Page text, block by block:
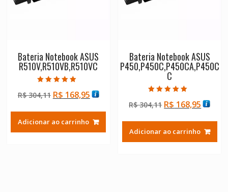
Bateria Notebook ASUS
R510V,R510VB,R510VC
5.00
de 5
R$304,11 O
original
era:
R$ 168,95O
atual
é:
Adicionar ao carrinho
Bateria Notebook ASUS
P450,P450C,P450CA,P450C
C
5.00
de 5
R$304,11 O
original
era:
R$ 168,95O
atual
é:
Adicionar ao carrinho